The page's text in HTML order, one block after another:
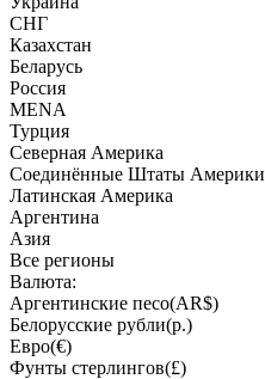
СНГ
Казахстан
Беларусь
Россия
MENA
Турция
Северная Америка
Соединённые Штаты Америки
Латинская Америка
Аргентина
Азия
Все регионы
Валюта:
Аргентинские песо(AR$)
Белорусские рубли(р.)
Евро(€)
Фунты стерлингов(£)